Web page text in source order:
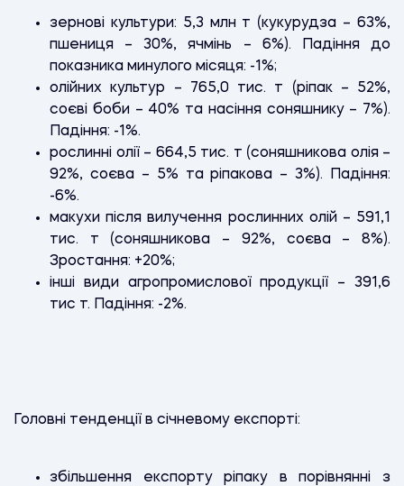
зернові культури: 5,3 млн т (кукурудза – 63%,
пшениця – 30%, ячмінь – 6%). Падіння до
показника минулого місяця: -1%;
олійних культур – 765,0 тис. т (ріпак – 52%,
соєві боби – 40% та насіння соняшнику – 7%).
Падіння: -1%.
рослинні олії – 664,5 тис. т (соняшникова олія –
92%, соєва – 5% та ріпакова – 3%). Падіння:
-6%.
макухи після вилучення рослинних олій – 591,1
тис. т (соняшникова – 92%, соєва – 8%).
Зростання: +20%;
інші види агропромислової продукції – 391,6
тис т. Падіння: -2%.
Головні тенденції в січневому експорті:
збільшення експорту ріпаку в порівнянні з